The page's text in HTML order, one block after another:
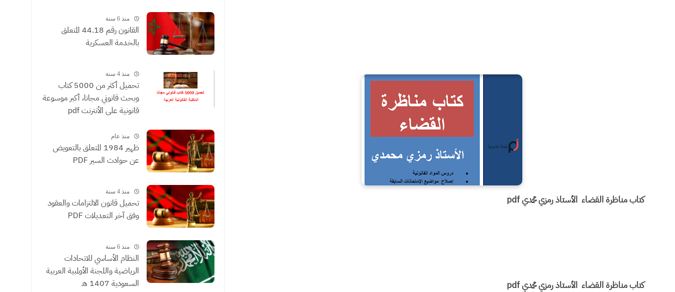
كتاب مناظرة القضاء الأستاذ رمزي محمدي pdf
كتاب مناظرة القضاء الأستاذ رمزي محمدي pdf
الموثقون
منذ 6 سنة
القانون رقم 44.18 المتعلق
بالخدمة العسكرية
منذ 4 سنة
تحميل أكثر من 5000 كتاب
وبحث قانوني مجانا، أكبر موسوعة
قانونية على الأنترنت pdf
منذ عام
ظهير 1984 المتعلق بالتعويض
عن حوادث السير PDF
منذ 4 سنة
تحميل قانون الالتزامات والعقود
وفق آخر التعديلات PDF
منذ 6 سنة
النظام الأساسي للاتحادات
الرياضية واللجنة الأولمبية العربية
السعودية 1407 هـ